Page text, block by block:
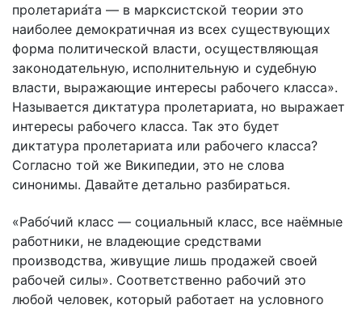
пролетариа́та — в марксистской теории это
наиболее демократичная из всех существующих
форма политической власти, осуществляющая
законодательную, исполнительную и судебную
власти, выражающие интересы рабочего класса».
Называется диктатура пролетариата, но выражает
интересы рабочего класса. Так это будет
диктатура пролетариата или рабочего класса?
Согласно той же Википедии, это не слова
синонимы. Давайте детально разбираться.
«Рабо́чий класс — социальный класс, все наёмные
работники, не владеющие средствами
производства, живущие лишь продажей своей
рабочей силы». Соответственно рабочий это
любой человек, который работает на условного